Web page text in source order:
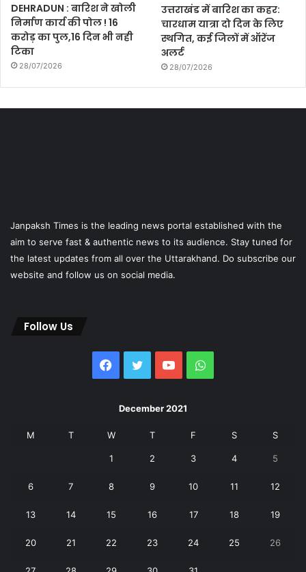
DEHRADUN : बारिश ने खोली
निर्माण कार्य की पोल ! 16
करोड़ का पुल,16 दिन भी नही
टिका
28/07/2026
उत्तराखंड में बारिश का कहर:
चारधाम यात्रा दो दिन के लिए
स्थगित, कई जिलों में ऑरेंज
अलर्ट
28/07/2026
Janpaksh Times is the leading news portal established with the
aim to serve fast & authentic news to its audience. Stay tuned for
the latest updates from all over the Uttarakhand. Do subscribe our
website and follow us on social media.
Follow Us
Facebook
Twitter YouTubeWhatsApp
December 2021
M T W T F S S
1 2 3 4 5
6 7 8 9 10 11 12
13 14 15 16 17 18 19
20 21 22 23 24 25 26